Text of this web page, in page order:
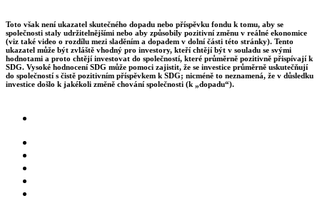
Toto však není ukazatel skutečného dopadu nebo příspěvku fondu k tomu, aby se
společnosti staly udržitelnějšími nebo aby způsobily pozitivní změnu v reálné ekonomice
(viz také video o rozdílu mezi sladěním a dopadem v dolní části této stránky). Tento
ukazatel může být zvláště vhodný pro investory, kteří chtějí být v souladu se svými
hodnotami a proto chtějí investovat do společností, které průměrně pozitivně přispívají k
SDG. Vysoké hodnocení SDG může pomoci zajistit, že se investice průměrně uskutečňují
do společností s čistě pozitivním příspěvkem k SDG; nicméně to neznamená, že v důsledku
investice došlo k jakékoli změně chování společnosti (k „dopadu“).